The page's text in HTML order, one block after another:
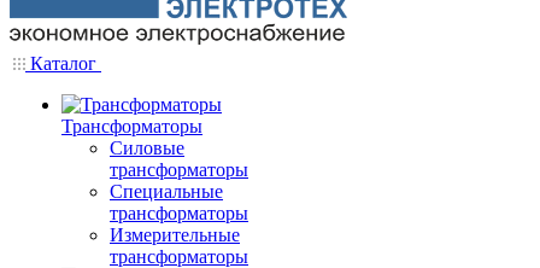
Каталог
Трансформаторы
Силовые
трансформаторы
Специальные
трансформаторы
Измерительные
трансформаторы